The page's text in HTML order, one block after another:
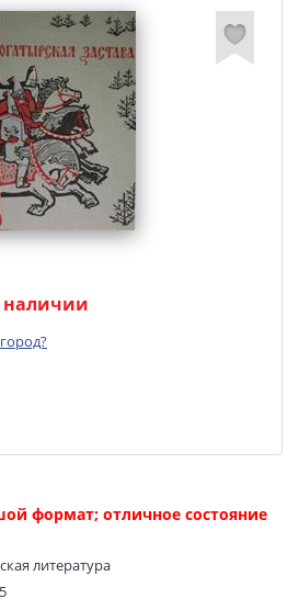
наличии
формат; отличное состояние
литература